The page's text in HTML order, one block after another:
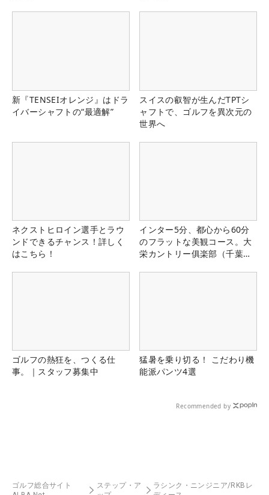
新『TENSEIオレンジ』はドラ
イバーシャフトの“最適解”
スイスの叡智が生んだTPTシ
ャフトで、ゴルフを異次元の
世界へ
ネクストヒロイン選手とラウ
ンドできるチャンス！詳しく
はこちら！
インター5分、都心から60分
のフラットな美観コース。大
栄カントリー俱楽部（千葉
ゴルフの熱狂を、つくる仕
事。｜スタッフ募集中
猛暑を乗り切る！ こだわり機
能派パンツ4選
Recommended by
ゴルフ総合サイト
ステップ・ア
ラシンク・ニンジニア/RKBレ